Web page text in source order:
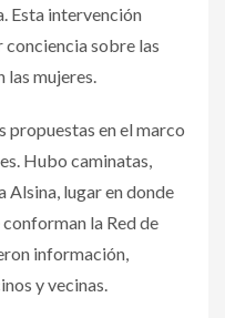
Esta intervención
sobre las
mujeres.
propuestas en el marco
Hubo caminatas,
Alsina, lugar en donde
la Red de
información,
y vecinas.